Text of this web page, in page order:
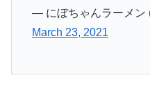
— にぼちゃんラーメン
March 23, 2021